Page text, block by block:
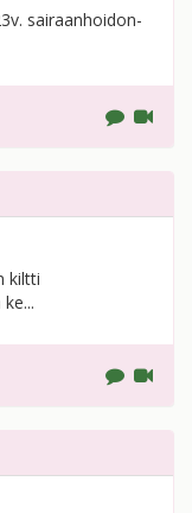
sairaanhoidon-
kiltti